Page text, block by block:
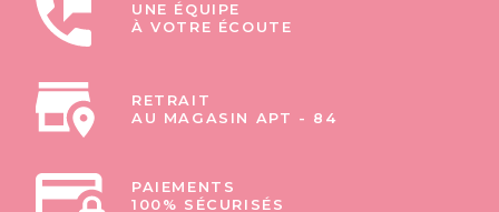
UNE ÉQUIPE
À VOTRE ÉCOUTE
RETRAIT
AU MAGASIN APT - 84
PAIEMENTS
100% SÉCURISÉS